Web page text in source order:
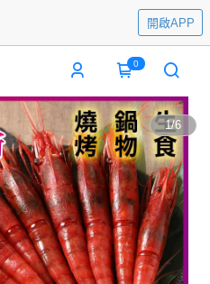
開啟APP
0
1/6